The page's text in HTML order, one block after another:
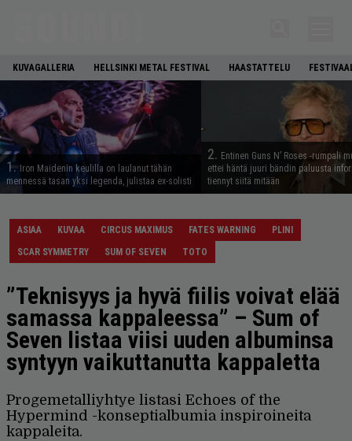
KUVAGALLERIA HELLSINKI METAL FESTIVAL HAASTATTELU
1. Iron Maidenin keulilla on laulanut tähän
mennessä tasan yksi legenda, julistaa ex-solisti
2. Entinen Guns N’ Roses -rumpali
ettei häntä juuri bändin paluusta
tiennyt siitä mitään
ASIAA KUVAA CIRCUS MAXIMUS FATES WARNING
PLINI
SCAR SYMMETRY
SUM OF SEVEN TOTO
”Teknisyys ja hyvä fiilis voivat elää
samassa kappaleessa” – Sum of
Seven listaa viisi uuden albuminsa
syntyyn vaikuttanutta kappaletta
Progemetalliyhtye listasi Echoes of the
Hypermind -konseptialbumia inspiroineita
kappaleita.